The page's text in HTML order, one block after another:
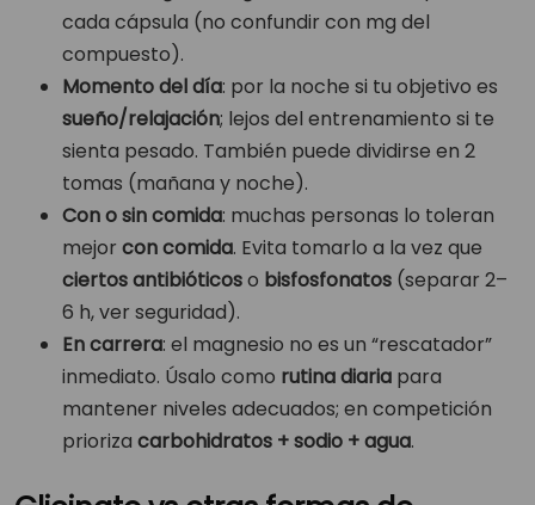
cada cápsula (no confundir con mg del
compuesto).
Momento del día: por la noche si tu objetivo es
sueño/relajación; lejos del entrenamiento si te
sienta pesado. También puede dividirse en 2
tomas (mañana y noche).
Con o sin comida: muchas personas lo toleran
mejor con comida. Evita tomarlo a la vez que
ciertos antibióticoso bisfosfonatos (separar 2–
6 h, ver seguridad).
En carrera: el magnesio no es un “rescatador”
inmediato. Úsalo como rutina diaria para
mantener niveles adecuados; en competición
prioriza carbohidratos + sodio + agua.